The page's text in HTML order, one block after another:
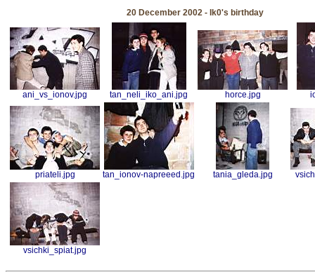
20 December 2002 - Ik0's birthday
ani_vs_ionov.jpg tan_neli_iko_ani.jpg horce.jpg
priateli.jpg tan_ionov-napreeed.jpg tania_gleda.jpg
vsichki_spiat.jpg